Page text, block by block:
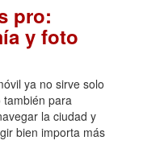
pro:
y foto
ya no sirve solo
para
la ciudad y
bien importa más